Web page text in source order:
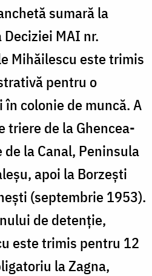
sumară la
MAI nr.
Mihăilescu este trimis
pentru o
colonie de muncă. A
triere de la Ghencea-
la Canal, Peninsula
apoi la Borzești
(septembrie 1953).
de detenție,
este trimis pentru 12
la Zagna,